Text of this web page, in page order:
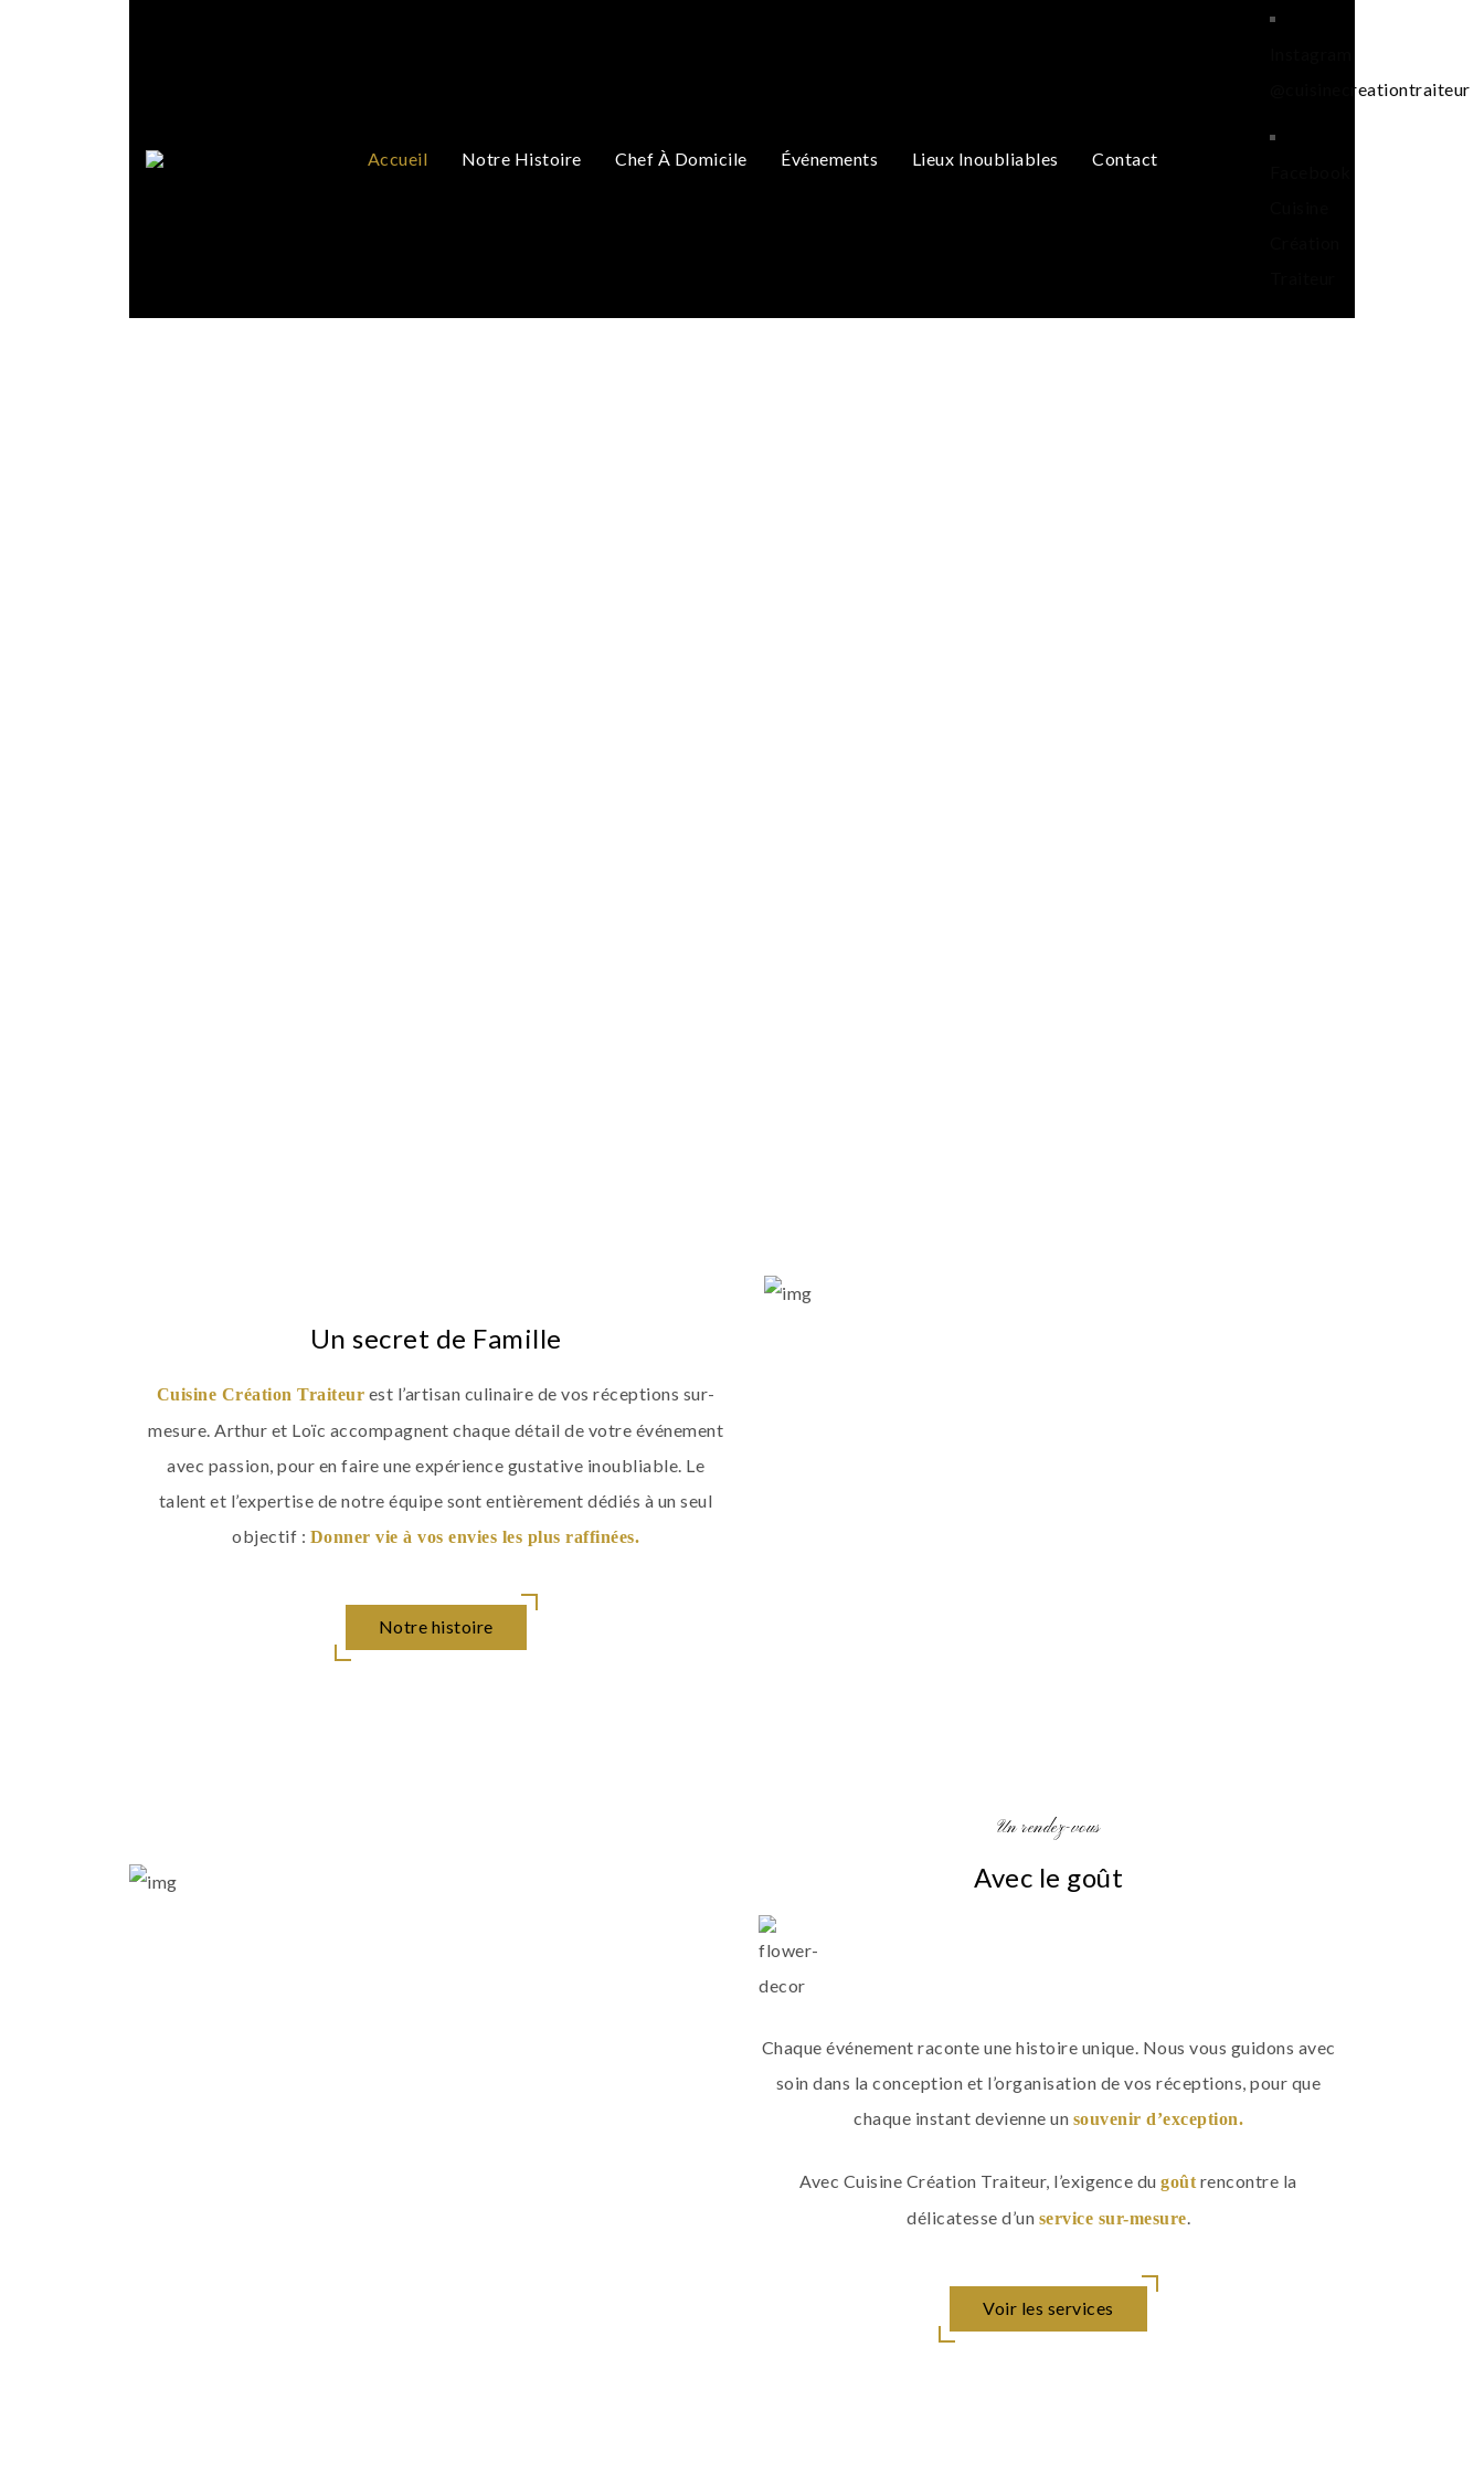
Accueil Notre Histoire Chef À Domicile Événements Lieux Inoubliables Contact
@cuisinecreationtraiteur
Un secret de Famille
Cuisine Création Traiteur est l’artisan culinaire de vos réceptions sur-
mesure. Arthur et Loïc accompagnent chaque détail de votre événement
avec passion, pour en faire une expérience gustative inoubliable. Le
talent et l’expertise de notre équipe sont entièrement dédiés à un seul
objectif : Donner vie à vos envies les plus raffinées.
Notre histoire
Un rendez-vous
Avec le goût
Chaque événement raconte une histoire unique. Nous vous guidons avec
soin dans la conception et l’organisation de vos réceptions, pour que
chaque instant devienne un souvenir d’exception.
Avec Cuisine Création Traiteur, l’exigence dugoût rencontre la
délicatesse d’un service sur-mesure.
Voir les services